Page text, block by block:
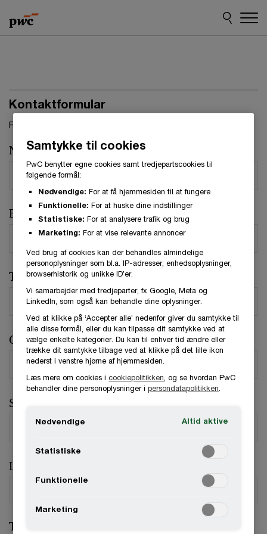
to
content
to
footer
Kontaktformular
Felter, markeret med stjerne, skal udfyldes.(
Navn*
E-mail*
Telefonnummer
Organisation / Virksomhed
Stilling
Land
Type forespørgsel
Samtykke til cookies
PwC benytter egne cookies samt tredjepartscookies til
følgende formål:
Nødvendige: For at få hjemmesiden til at fungere
Funktionelle: For at huske dine indstillinger
Statistiske: For at analysere trafik og brug
Marketing: For at vise relevante annoncer
Ved brug af cookies kan der behandles almindelige
personoplysninger som bl.a. IP-adresser, enhedsoplysninger,
browserhistorik og unikke ID’er.
Vi samarbejder med tredjeparter, fx Google, Meta og
LinkedIn, som også kan behandle dine oplysninger.
Ved at klikke på ‘Accepter alle’ nedenfor giver du samtykke til
alle disse formål, eller du kan tilpasse dit samtykke ved at
vælge enkelte kategorier. Du kan til enhver tid ændre eller
trække dit samtykke tilbage ved at klikke på det lille ikon
nederst i venstre hjørne af hjemmesiden.
Læs mere om cookies icookiepolitikken, og se hvordan PwC
behandler dine personoplysninger ipersondatapolitikken.
Nødvendige Altid aktive
Statistiske
Funktionelle
Marketing